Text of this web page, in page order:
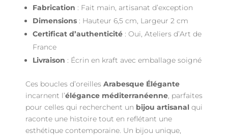
Fabrication : Fait main, artisanat d’exception
Dimensions: Hauteur 6,5 cm, Largeur 2 cm
Certificat d’authenticité: Oui, Ateliers d’Art de
France
Livraison : Écrin en kraft avec emballage soigné
Ces boucles d’oreilles Arabesque Élégante
incarnent l’élégance méditerranéenne, parfaites
pour celles qui recherchent un bijou artisanal qui
raconte une histoire tout en reflétant une
esthétique contemporaine. Un bijou unique,